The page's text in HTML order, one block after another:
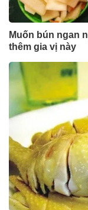
Muốn bún ngan
thêm gia vị này